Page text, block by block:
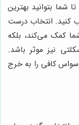
شما بتوانید بهترین
کنید. انتخاب درست
کمک می‌کند، بلکه
نیز موثر باشد.
کافی را به خرج